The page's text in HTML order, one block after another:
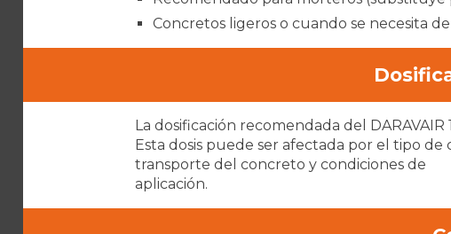
Concretos ligeros o cuando se necesita
La dosificación recomendada del DARAVAIR
Esta dosis puede ser afectada por el tipo
transporte del concreto y condiciones de
aplicación.